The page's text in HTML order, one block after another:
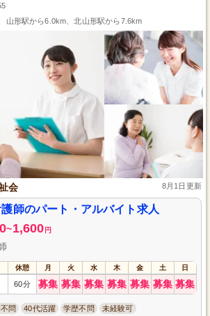
山形駅から6.0km、北山形駅から7.6km
会 8月1日更新
師のパート・アルバイト求人
~1,600 円
休憩 月 火 水 木 金 土 日
60分 募集 募集 募集 募集 募集 募集 募集
問 40代活躍 学歴不問 未経験可